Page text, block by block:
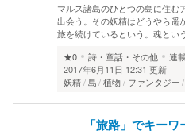
マルス諸島のひとつの島に住む
出会う。その妖精はどうやら遥
旅を続けているという。魂と
★0
詩・童話・その他 連
2017年6月11日 12:31 更新
妖精 島 植物 ファンタジー
「旅路」でキー